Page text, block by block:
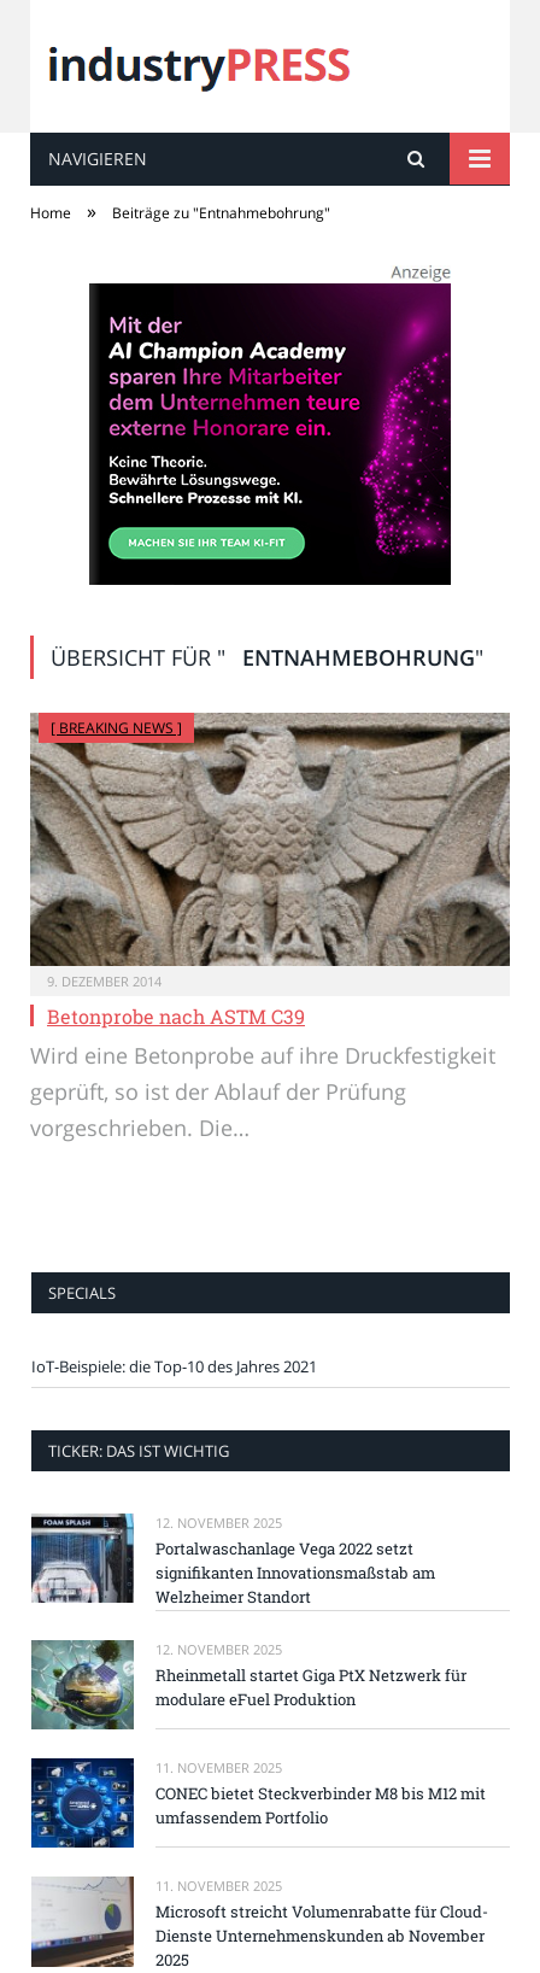
industryPRESS
NAVIGIEREN
Home » Beiträge zu "Entnahmebohrung"
ÜBERSICHT FÜR " ENTNAHMEBOHRUNG"
[ BREAKING NEWS ]
9. DEZEMBER 2014
Betonprobe nach ASTM C39
Wird eine Betonprobe auf ihre Druckfestigkeit
geprüft, so ist der Ablauf der Prüfung
vorgeschrieben. Die…
SPECIALS
IoT-Beispiele: die Top-10 des Jahres 2021
TICKER: DAS IST WICHTIG
12. NOVEMBER 2025
Portalwaschanlage Vega 2022 setzt
signifikanten Innovationsmaßstab am
Welzheimer Standort
12. NOVEMBER 2025
Rheinmetall startet Giga PtX Netzwerk für
modulare eFuel Produktion
11. NOVEMBER 2025
CONEC bietet Steckverbinder M8 bis M12 mit
umfassendem Portfolio
11. NOVEMBER 2025
Microsoft streicht Volumenrabatte für Cloud-
Dienste Unternehmenskunden ab November
2025